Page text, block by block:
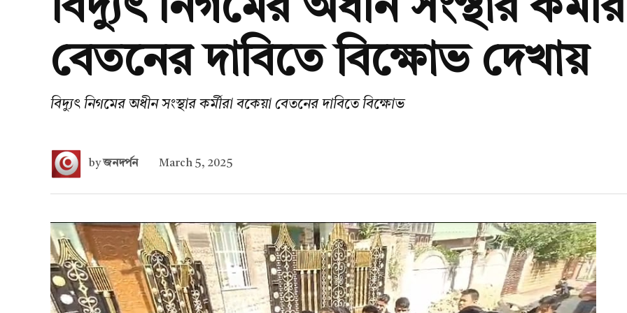
বিদ্যুৎ নিগমের অধীন সংস্থার
বেতনের দাবিতে বিক্ষোভ দেখায়
বিদ্যুৎ নিগমের অধীন সংস্থার কর্মীরা বকেয়া বেতনের দাবিতে বিক্ষোভ
byজনদর্পন March 5, 2025